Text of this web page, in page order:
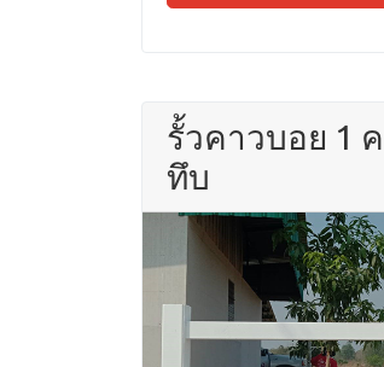
รั้วคาวบอย 1
ทึบ